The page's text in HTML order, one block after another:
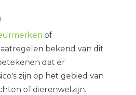
of
bekend van dit
dat er
zijn op het gebied van
of dierenwelzijn.